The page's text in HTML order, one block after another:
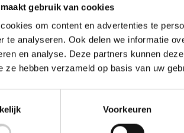
gebruik van cookies
om content en advertenties te
te analyseren. Ook delen we informatie
en analyse. Deze partners kunnen
ze hebben verzameld op basis van uw
Voorkeuren
ons voor snelle hulp!
– bel of mail ons voor